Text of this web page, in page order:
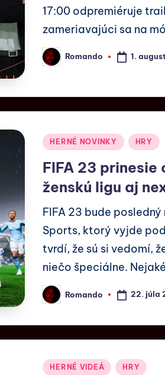
17:00 odpremiéruje
zameriavajúci sa na
Romando 1.
HERNÉ NOVINKY HRY
FIFA 23
ženskú ligu aj
FIFA 23 bude
Sports, ktorý vyjde
tvrdí, že sú si vedomí,
niečo špeciálne.
Romando 22. júla
HERNÉ VIDEÁ HRY